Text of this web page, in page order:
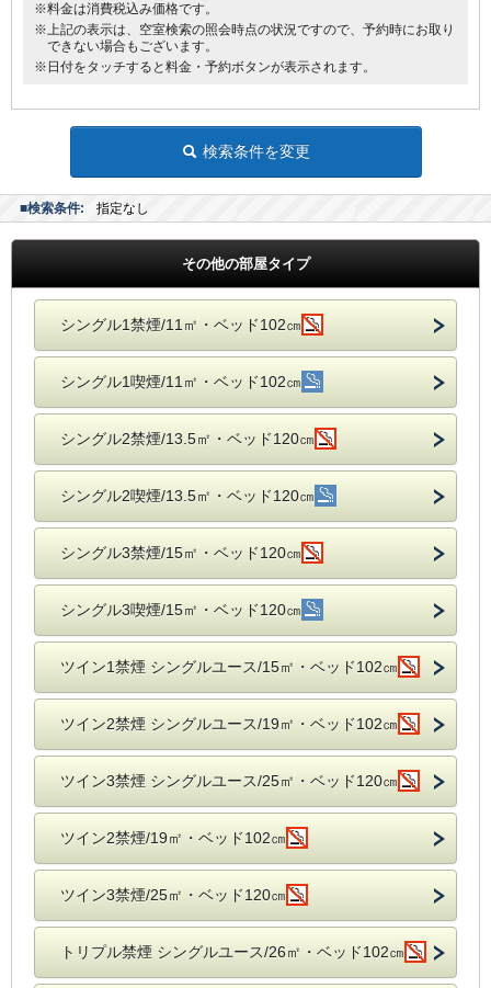
※料金は消費税込み価格です。
※上記の表示は、空室検索の照会時点の状況ですので、予約時にお取り
できない場合もございます。
※日付をタッチすると料金・予約ボタンが表示されます。
検索条件を変更
■検索条件: 指定なし
その他の部屋タイプ
シングル1禁煙/11㎡・ベッド102㎝
シングル1喫煙/11㎡・ベッド102㎝
シングル2禁煙/13.5㎡・ベッド120㎝
シングル2喫煙/13.5㎡・ベッド120㎝
シングル3禁煙/15㎡・ベッド120㎝
シングル3喫煙/15㎡・ベッド120㎝
ツイン1禁煙 シングルユース/15㎡・ベッド102㎝
ツイン2禁煙 シングルユース/19㎡・ベッド102㎝
ツイン3禁煙 シングルユース/25㎡・ベッド120㎝
ツイン2禁煙/19㎡・ベッド102㎝
ツイン3禁煙/25㎡・ベッド120㎝
トリプル禁煙 シングルユース/26㎡・ベッド102㎝